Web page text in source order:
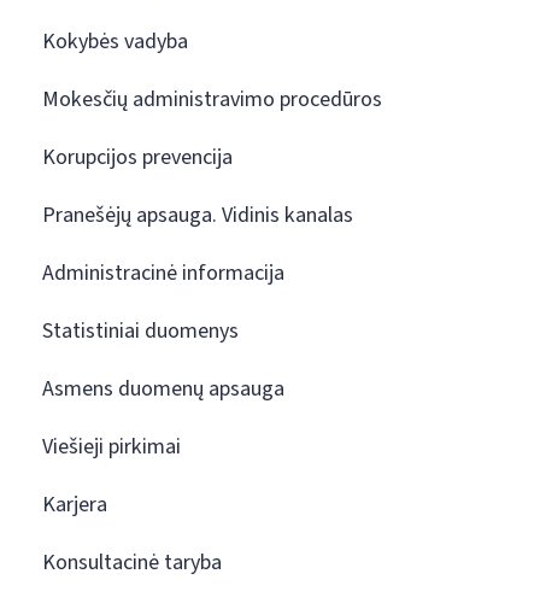
Kokybės vadyba
Mokesčių administravimo procedūros
Korupcijos prevencija
Pranešėjų apsauga. Vidinis kanalas
Administracinė informacija
Statistiniai duomenys
Asmens duomenų apsauga
Viešieji pirkimai
Karjera
Konsultacinė taryba